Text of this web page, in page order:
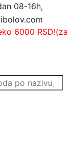
08-16h,
6000 RSD!(za